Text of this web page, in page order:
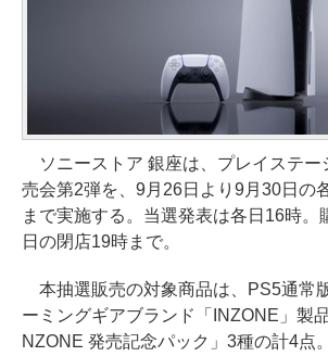
ソニーストア 銀座は、プレイステー
売会第2弾を、9月26日より9月30日の
まで実施する。当選発表は各日16時。
日の閉店19時まで。
本抽選販売の対象商品は、PS5通常
ーミングギアブランド「INZONE」製
NZONE 発売記念パック」3種の計4点